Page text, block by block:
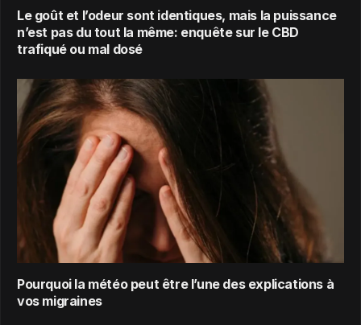
Le goût et l’odeur sont identiques, mais la puissance
n’est pas du tout la même: enquête sur le CBD
trafiqué ou mal dosé
Pourquoi la météo peut être l’une des explications à
vos migraines